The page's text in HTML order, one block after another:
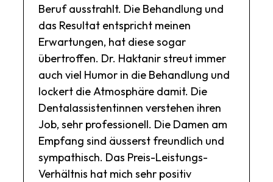
Beruf ausstrahlt. Die Behandlung und
das Resultat entspricht meinen
Erwartungen, hat diese sogar
übertroffen. Dr. Haktanir streut immer
auch viel Humor in die Behandlung und
lockert die Atmosphäre damit. Die
Dentalassistentinnen verstehen ihren
Job, sehr professionell. Die Damen am
Empfang sind äusserst freundlich und
sympathisch. Das Preis-Leistungs-
Verhältnis hat mich sehr positiv